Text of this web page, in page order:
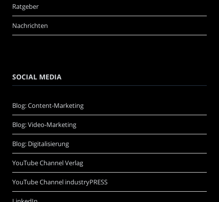
Ratgeber
Nachrichten
SOCIAL MEDIA
Blog: Content-Marketing
Blog: Video-Marketing
Blog: Digitalisierung
YouTube Channel Verlag
YouTube Channel industryPRESS